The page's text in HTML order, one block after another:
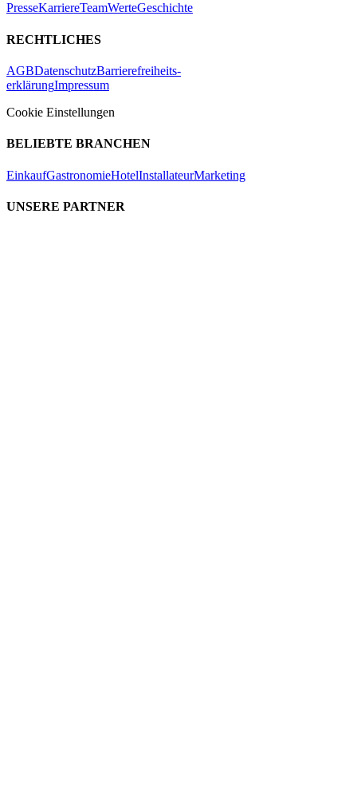
PresseKarriereTeamWerteGeschichte
RECHTLICHES
AGBDatenschutzBarrierefreiheits-
erklärungImpressum
Cookie Einstellungen
BELIEBTE BRANCHEN
EinkaufGastronomieHotelInstallateurMarketing
UNSERE PARTNER